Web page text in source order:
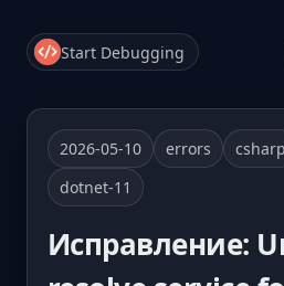
Start Debugging
2026-05-10 errors csharp
dotnet-11
Исправление: